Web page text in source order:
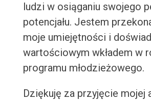
ludzi w osiąganiu swojego
potencjału. Jestem
moje umiejętności i
wartościowym wkładem w
programu młodzieżowego.
Dziękuję za przyjęcie mojej